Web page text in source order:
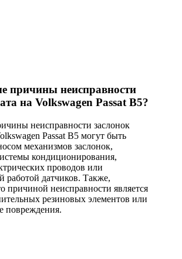
причины неисправности
на Volkswagen Passat B5?
неисправности заслонок
Passat B5 могут быть
механизмов заслонок,
кондиционирования,
проводов или
работой датчиков. Также,
причиной неисправности является
резиновых элементов или
повреждения.